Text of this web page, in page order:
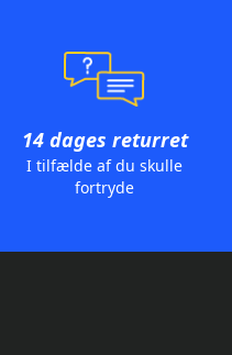
14 dages returret
I tilfælde af du skulle
fortryde